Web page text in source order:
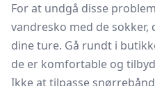
For at undgå disse
vandresko med de
dine ture. Gå rundt i
de er komfortable og
Ikke at tilpasse